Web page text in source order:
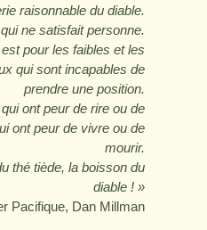
raisonnable du diable.
ne satisfait personne.
pour les faibles et les
qui sont incapables de
prendre une position.
ont peur de rire ou de
ont peur de vivre ou de
mourir.
thé tiède, la boisson du
diable ! »
Pacifique, Dan Millman